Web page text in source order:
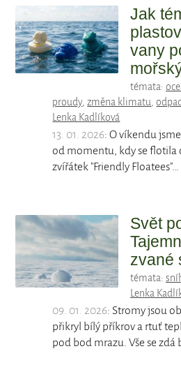
Jak
vany
témata:
proudy,změna klimatu,
Lenka Kadlíková
13. 01. 2026: O víkendu
od momentu, kdy se flotila
zvířátek "Friendly Floatees"…
Svět
zvané
témata:
Lenka
09. 01. 2026: Stromy jsou
přikryl bílý příkrov a rtuť
pod bod mrazu. Vše se zdá